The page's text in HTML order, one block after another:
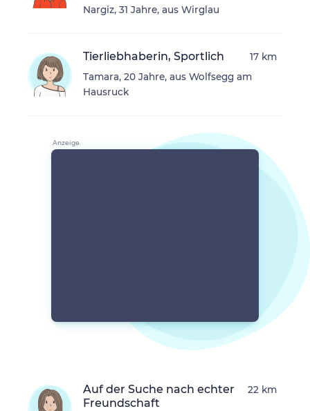
Nargiz, 31 Jahre, aus Wirglau
Tierliebhaberin, Sportlich
Tamara, 20 Jahre, aus Wolfsegg am
Hausruck
17 km
Auf der Suche nach echter
Freundschaft
22 km